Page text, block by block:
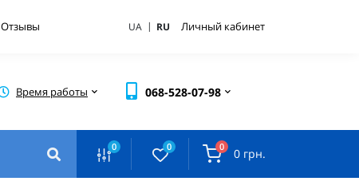
Отзывы UA | RU Личный кабинет
Время работы 068-528-07-98
0 0 0 0 грн.